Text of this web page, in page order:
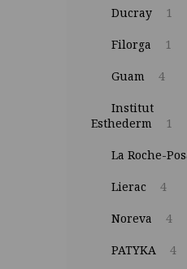
Ducray 1
Filorga 1
Guam 4
Institut
Esthederm
1
La Roche-
Lierac 4
Noreva 4
PATYKA 4